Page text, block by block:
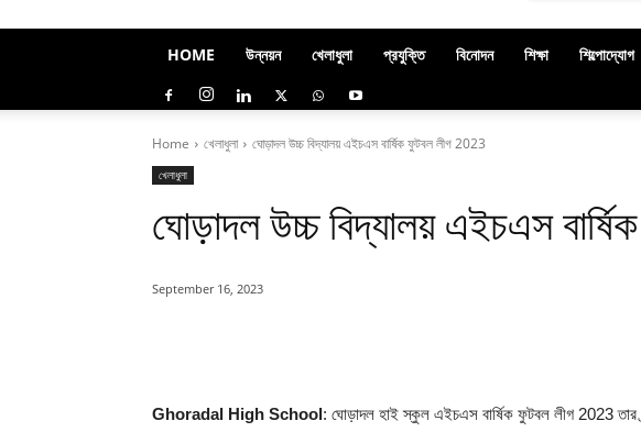
HOME উন্নয়ন খেলাধুলা প্রযুক্তি বিনোদন শিক্ষা শিল্পোদ্যোগ
Home খেলাধুলা ঘোড়াদল উচ্চ বিদ্যালয় এইচএস বার্ষিক ফুটবল লীগ 2023
খেলাধুলা
ঘোড়াদল উচ্চ বিদ্যালয় এইচএস
September 16, 2023
Ghoradal High School: ঘোড়াদল হাই স্কুল এইচএস বার্ষিক ফুটবল লীগ 2023 তার